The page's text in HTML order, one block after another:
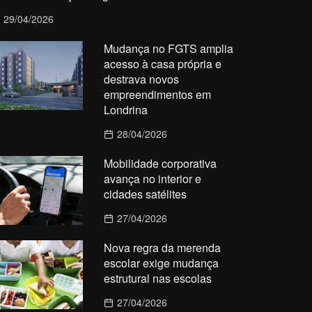
29/04/2026
Mudança no FGTS amplia
acesso à casa própria e
destrava novos
empreendimentos em
Londrina
28/04/2026
Mobilidade corporativa
avança no interior e
cidades satélites
27/04/2026
Nova regra da merenda
escolar exige mudança
estrutural nas escolas
27/04/2026